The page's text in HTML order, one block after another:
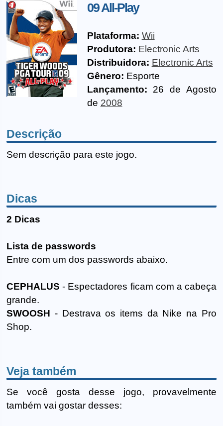
09 All-Play
Plataforma: Wii
Produtora: Electronic Arts
Distribuidora: Electronic Arts
Gênero: Esporte
Lançamento: 26 de Agosto
de 2008
Descrição
Sem descrição para este jogo.
Dicas
2 Dicas
Lista de passwords
Entre com um dos passwords abaixo.
CEPHALUS - Espectadores ficam com a cabeça
grande.
SWOOSH - Destrava os items da Nike na Pro
Shop.
Veja também
Se você gosta desse jogo, provavelmente
também vai gostar desses: